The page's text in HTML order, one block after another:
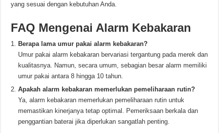
yang sesuai dengan kebutuhan Anda.
FAQ Mengenai Alarm Kebakaran
Berapa lama umur pakai alarm kebakaran?
Umur pakai alarm kebakaran bervariasi tergantung pada merek dan
kualitasnya. Namun, secara umum, sebagian besar alarm memiliki
umur pakai antara 8 hingga 10 tahun.
Apakah alarm kebakaran memerlukan pemeliharaan rutin?
Ya, alarm kebakaran memerlukan pemeliharaan rutin untuk
memastikan kinerjanya tetap optimal. Pemeriksaan berkala dan
penggantian baterai jika diperlukan sangatlah penting.